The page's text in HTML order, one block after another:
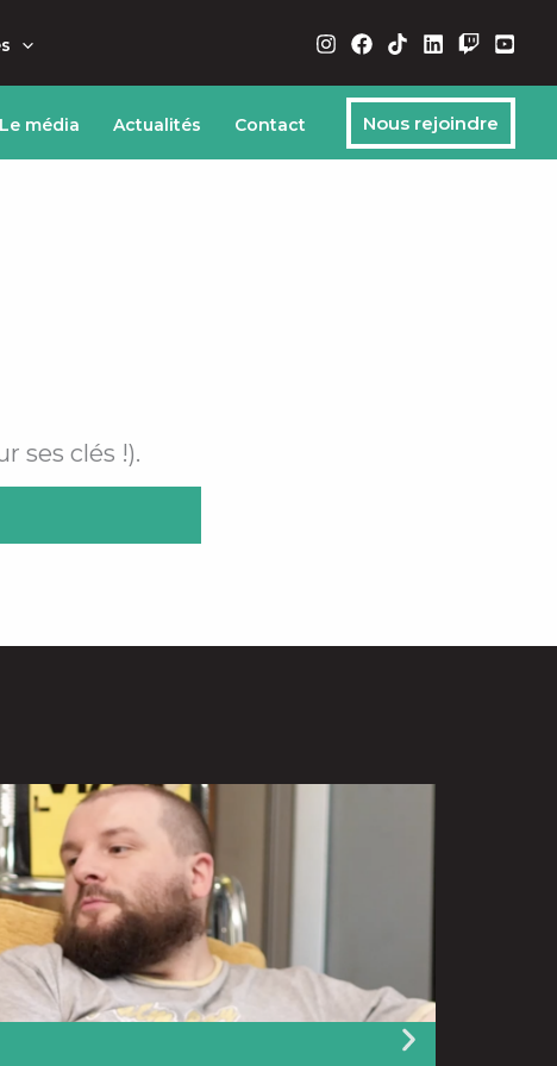
Le média Actualités Contact Nous rejoindre
ses clés !).